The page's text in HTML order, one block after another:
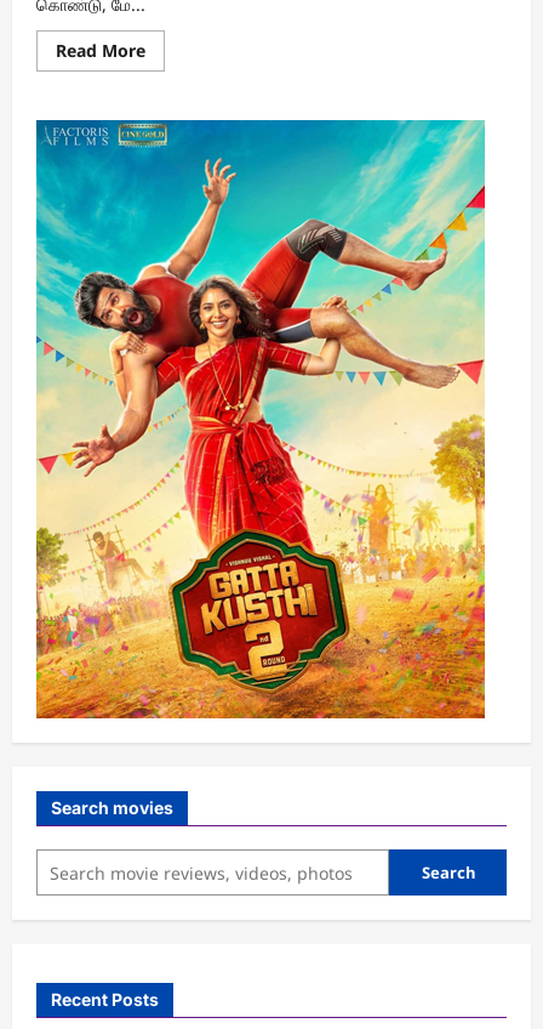
Read MoreRead
more
–
மே
22ல்
வெளியாகும்
கிராமப்புற
குற்றக்
கதை
Search movies
Search
Recent Posts